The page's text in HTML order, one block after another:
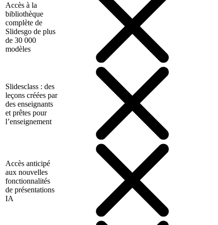
Accès à la
bibliothèque
complète de
Slidesgo de plus
de 30 000
modèles
Slidesclass : des
leçons créées par
des enseignants
et prêtes pour
l’enseignement
Accès anticipé
aux nouvelles
fonctionnalités
de présentations
IA